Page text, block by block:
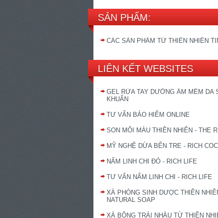
SẢN PHẨM:
CÁC SẢN PHẨM TỪ THIÊN NHIÊN
LIÊN KẾT WEBSITES
GEL RỬA TAY DƯỠNG ẨM MỀM DA
KHUẨN
TƯ VẤN BẢO HIỂM ONLINE
SON MÔI MÀU THIÊN NHIÊN - THE
MỸ NGHỆ DỪA BẾN TRE - RICH
NẤM LINH CHI ĐỎ - RICH LIFE
TƯ VẤN NẤM LINH CHI - RICH LIFE
XÀ PHÒNG SINH DƯỢC THIÊN
NATURAL SOAP
XÀ BÔNG TRÁI NHÀU TỪ THIÊN